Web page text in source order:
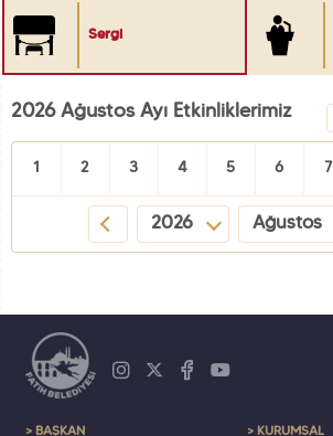
Sergi
2026 Ağustos Ayı Etkinliklerimiz
1 2 3 4 5 6 7
2026 Ağustos
> BAŞKAN > KURUMSAL